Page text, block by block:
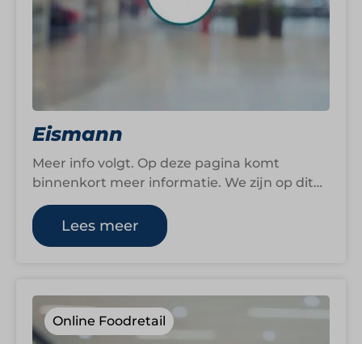
Eismann
Meer info volgt. Op deze pagina komt
binnenkort meer informatie. We zijn op dit
moment namelijk nog druk bezig om…
Lees meer
Online Foodretail